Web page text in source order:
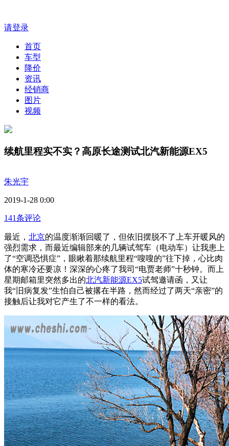
请登录
首页
车型
降价
资讯
经销商
图片
视频
续航里程实不实？高原长途测试北汽新能源EX5
朱光宇
2019-1-28 0:00
141条评论
最近， 北京的温度渐渐回暖了，但依旧摆脱不了上车开暖风的
强烈需求，而最近编辑部来的几辆试驾车（电动车）让我患上
了“空调恐惧症”，眼瞅着那续航里程“嗖嗖的”往下掉，心比肉
体的寒冷还要凉！深深的心疼了我司“电贾老师”十秒钟。而上
星期邮箱里突然多出的北汽新能源EX5试驾邀请函，又让
我“旧病复发”生怕自己被撂在半路，然而经过了两天“亲密”的
接触后让我对它产生了不一样的看法。